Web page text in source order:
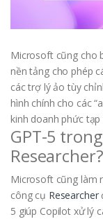
Microsoft cũng cho
nền tảng cho phép
các trợ lý ảo tùy
hình chính cho các
kinh doanh phức
GPT-5
Researcher?
Microsoft cũng làm
công cụ Researcher
5 giúp Copilot xử lý